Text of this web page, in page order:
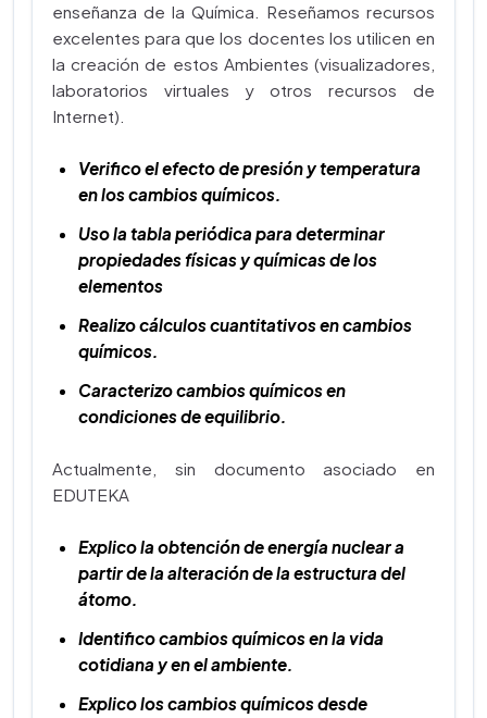
enseñanza de la Química. Reseñamos recursos
excelentes para que los docentes los utilicen en
la creación de estos Ambientes (visualizadores,
laboratorios virtuales y otros recursos de
Internet).
Verifico el efecto de presión y temperatura
en los cambios químicos.
Uso la tabla periódica para determinar
propiedades físicas y químicas de los
elementos
Realizo cálculos cuantitativos en cambios
químicos.
Caracterizo cambios químicos en
condiciones de equilibrio.
Actualmente, sin documento asociado en
EDUTEKA
Explico la obtención de energía nuclear a
partir de la alteración de la estructura del
átomo.
Identifico cambios químicos en la vida
cotidiana y en el ambiente.
Explico los cambios químicos desde